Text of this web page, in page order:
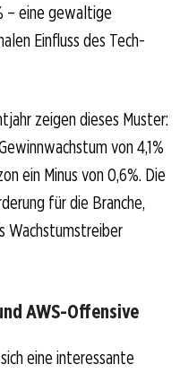
– eine gewaltige
Einfluss des Tech-
zeigen dieses Muster:
von 4,1%
ein Minus von 0,6%. Die
für die Branche,
Wachstumstreiber
AWS-Offensive
eine interessante